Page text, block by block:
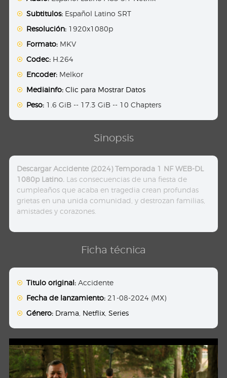
Subtitulos: Español Latino SRT
Resolución: 1920x1080p
Formato: MKV
Codec: H.264
Encoder: Melkor
Mediainfo: Clic para Mostrar Datos
Peso: 1.6 GiB -- 17.3 GiB -- 10 Chapters
Sinopsis
Descargar Accidente (2024) Temporada 1 NF WEB-DL
1080p Latino. Las consecuencias de una fiesta de
cumpleaños que acaba en tragedia crean profundas
grietas en una unida comunidad, y destrozan familias,
amistades y corazones.
Ficha técnica
Titulo original: Accidente
Fecha de lanzamiento: 21-08-2024 (MX)
Género: Drama Netflix ,Series